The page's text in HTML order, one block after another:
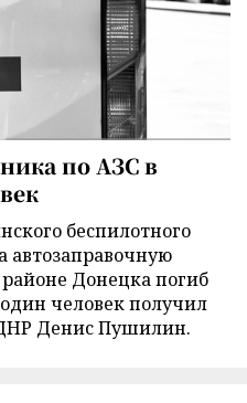
по АЗС в
беспилотного
автозаправочную
Донецка погиб
человек получил
Денис Пушилин.